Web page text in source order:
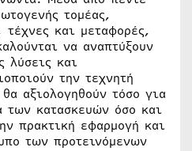
τομέας,
τέχνες και μεταφορές,
να αναπτύξουν
λύσεις και
την τεχνητή
αξιολογηθούν τόσο για
των κατασκευών όσο και
πρακτική εφαρμογή και
των προτεινόμενων